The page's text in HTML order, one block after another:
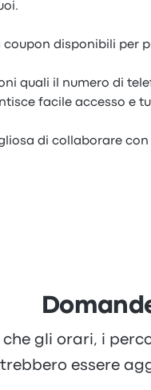
coupon disponibili per
quali il numero di
facile accesso e
di collaborare
che gli orari, i
essere